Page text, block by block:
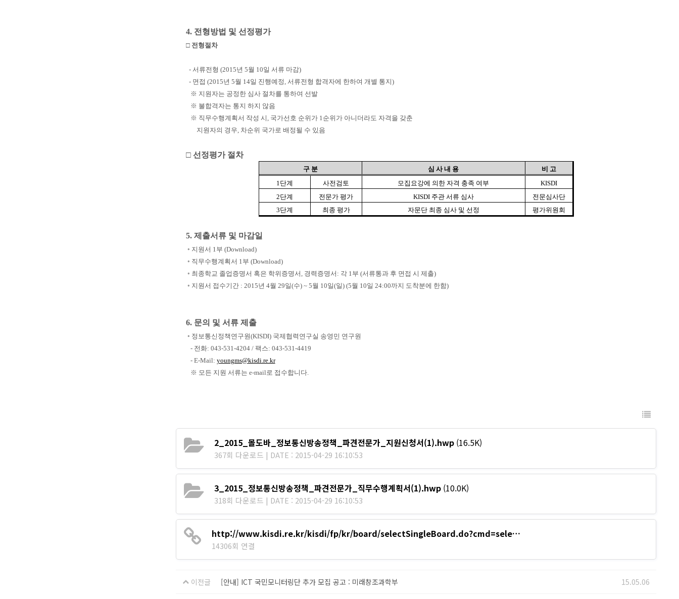
4. 전형방법 및 선정평가
□ 전형절차
- 서류전형 (2015년 5월 10일 서류 마감)
- 면접 (2015년 5월 14일 진행예정, 서류전형 합격자에 한하여 개별 통지)
※ 지원자는 공정한 심사 절차를 통하여 선발
※ 불합격자는 통지 하지 않음
※ 직무수행계획서 작성 시, 국가선호 순위가 1순위가 아니더라도 자격을 갖춘
지원자의 경우, 차순위 국가로 배정될 수 있음
□ 선정평가 절차
구 분 심 사 내 용
비 고
1단계 사전검토 모집요강에 의한 자격 충족 여부
KISDI
2단계 전문가 평가 KISDI 주관 서류 심사
전문심사단
3단계 최종 평가 자문단 최종 심사 및 선정 평가위원회
5. 제출서류 및 마감일
◦ 지원서 1부 (Download)
◦ 직무수행계획서 1부 (Download)
◦ 최종학교 졸업증명서 혹은 학위증명서, 경력증명서: 각 1부 (서류통과 후 면접 시 제출)
◦ 지원서 접수기간 : 2015년 4월 29일(수) ~ 5월 10일(일) (5월 10일 24:00까지 도착분에 한함)
6. 문의 및 서류 제출
◦ 정보통신정책연구원(KISDI) 국제협력연구실 송영민 연구원
- 전화: 043-531-4204 / 팩스: 043-531-4419
- E-Mail: youngms@kisdi.re.kr
※ 모든 지원 서류는 e-mail로 접수합니다.
2_2015_몰도바_정보통신방송정책_파견전문가_지원신청서(1).hwp(16.5K)
367회 다운로드 | DATE : 2015-04-29 16:10:53
3_2015_정보통신방송정책_파견전문가_직무수행계획서(1).hwp(10.0K)
318회 다운로드 | DATE : 2015-04-29 16:10:53
http://www.kisdi.re.kr/kisdi/fp/kr/board/selectSingleBoard.do?cmd=sele…
14306회 연결
이전글 [안내] ICT 국민모니터링단 추가 모집 공고 : 미래창조과학부 15.05.06